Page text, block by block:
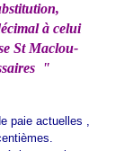
à celui
St Maclou-
"
paie actuelles ,